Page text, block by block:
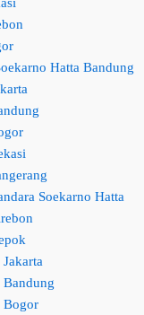
Hatta Bandung
Soekarno Hatta
Bogor